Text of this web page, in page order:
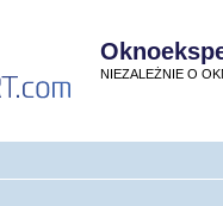
NIEZALEŻNIE O